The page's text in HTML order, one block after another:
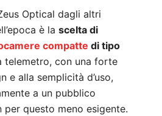
Optical dagli altri
è la scelta di
compatte di tipo
telemetro, con una forte
e alla semplicità d’uso,
a un pubblico
per questo meno esigente.